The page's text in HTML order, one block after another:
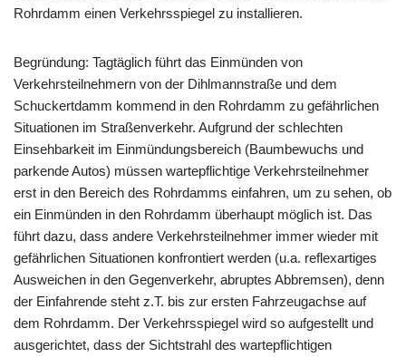
Rohrdamm einen Verkehrsspiegel zu installieren.
Begründung: Tagtäglich führt das Einmünden von
Verkehrsteilnehmern von der Dihlmannstraße und dem
Schuckertdamm kommend in den Rohrdamm zu gefährlichen
Situationen im Straßenverkehr. Aufgrund der schlechten
Einsehbarkeit im Einmündungsbereich (Baumbewuchs und
parkende Autos) müssen wartepflichtige Verkehrsteilnehmer
erst in den Bereich des Rohrdamms einfahren, um zu sehen, ob
ein Einmünden in den Rohrdamm überhaupt möglich ist. Das
führt dazu, dass andere Verkehrsteilnehmer immer wieder mit
gefährlichen Situationen konfrontiert werden (u.a. reflexartiges
Ausweichen in den Gegenverkehr, abruptes Abbremsen), denn
der Einfahrende steht z.T. bis zur ersten Fahrzeugachse auf
dem Rohrdamm. Der Verkehrsspiegel wird so aufgestellt und
ausgerichtet, dass der Sichtstrahl des wartepflichtigen